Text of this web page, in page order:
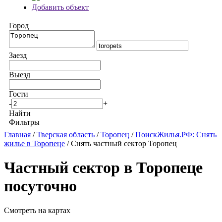
Добавить объект
Город
Заезд
Выезд
Гости
-
+
Найти
Фильтры
Главная /Тверская область /Торопец /ПоискЖилья.РФ: Снять
жилье в Торопеце / Снять частный сектор Торопец
Частный сектор в Торопеце
посуточно
Смотреть на картах